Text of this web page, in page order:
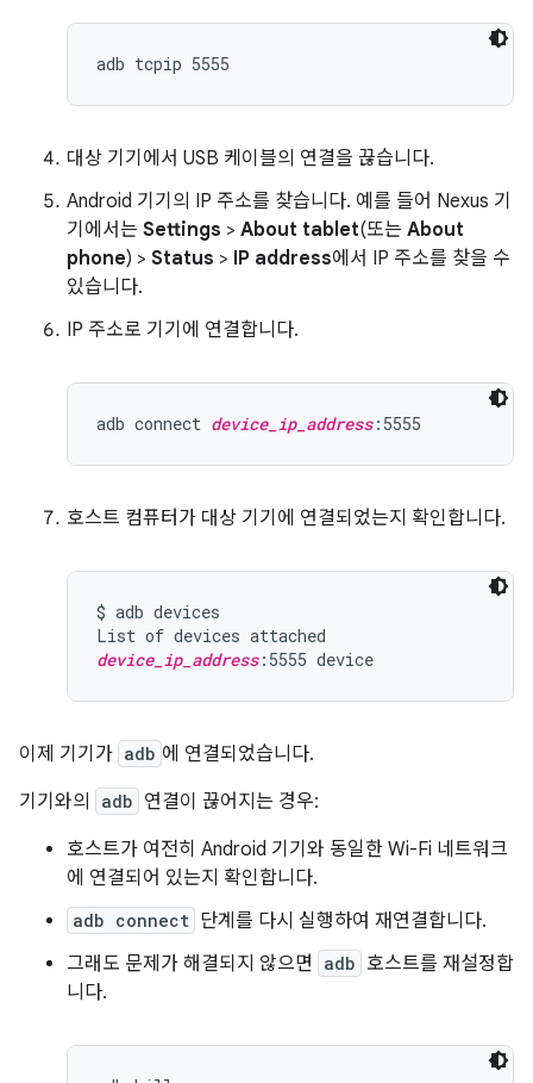
대상 기기에서 USB 케이블의 연결을 끊습니다.
Android 기기의 IP 주소를 찾습니다. 예를 들어 Nexus 기
기에서는 Settings > About tablet(또는 About
phone) > Status > IP address에서 IP 주소를 찾을 수
있습니다.
IP 주소로 기기에 연결합니다.
adb connect device_ip_address
호스트 컴퓨터가 대상 기기에 연결되었는지 확인합니다.
$ adb devices
device_ip_address
이제 기기가 adb 에 연결되었습니다.
기기와의
adb 연결이 끊어지는 경우:
호스트가 여전히 Android 기기와 동일한 Wi-Fi 네트워크
에 연결되어 있는지 확인합니다.
adb connect 단계를 다시 실행하여 재연결합니다.
그래도 문제가 해결되지 않으면
adb 호스트를 재설정합
니다.